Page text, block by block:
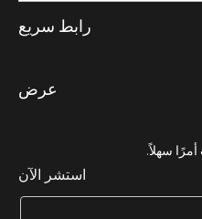
رابط سريع
عرض
استشر الآن